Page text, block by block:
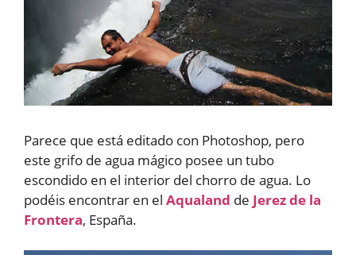
Parece que está editado con Photoshop, pero
este grifo de agua mágico posee un tubo
escondido en el interior del chorro de agua. Lo
podéis encontrar en el Aqualand de Jerez de la
Frontera, España.